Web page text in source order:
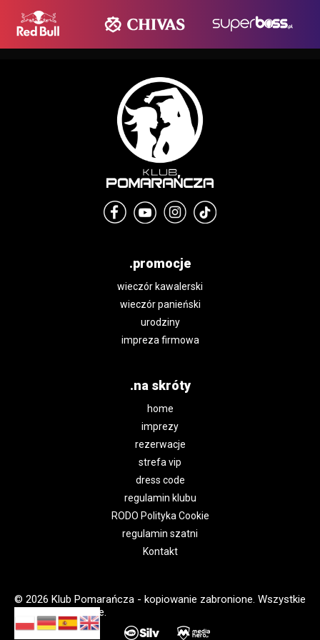
.promocje
wieczór kawalerski
wieczór panieński
urodziny
impreza firmowa
.na skróty
home
imprezy
rezerwacje
strefa vip
dress code
regulamin klubu
RODO Polityka Cookie
regulamin szatni
Kontakt
© 2026 Klub Pomarańcza - kopiowanie zabronione. Wszystkie
prawa zastrzeżone.